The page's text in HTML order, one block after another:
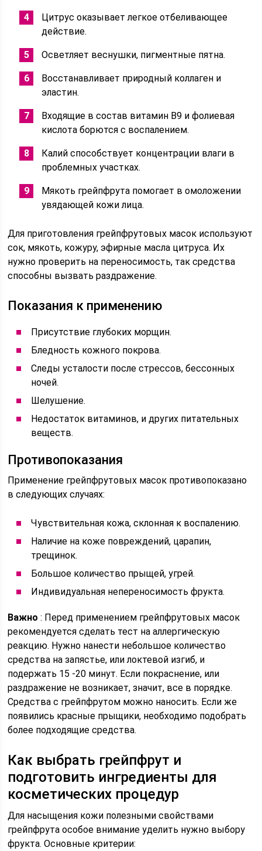
Цитрус оказывает легкое отбеливающее
действие.
Осветляет веснушки, пигментные пятна.
Восстанавливает природный коллаген и
эластин.
Входящие в состав витамин В9 и фолиевая
кислота борются с воспалением.
Калий способствует концентрации влаги в
проблемных участках.
Мякоть грейпфрута помогает в омоложении
увядающей кожи лица.
Для приготовления грейпфрутовых масок используют
сок, мякоть, кожуру, эфирные масла цитруса. Их
нужно проверить на переносимость, так средства
способны вызвать раздражение.
Показания к применению
Присутствие глубоких морщин.
Бледность кожного покрова.
Следы усталости после стрессов, бессонных
ночей.
Шелушение.
Недостаток витаминов, и других питательных
веществ.
Противопоказания
Применение грейпфрутовых масок противопоказано
в следующих случаях:
Чувствительная кожа, склонная к воспалению.
Наличие на коже повреждений, царапин,
трещинок.
Большое количество прыщей, угрей.
Индивидуальная непереносимость фрукта.
Важно : Перед применением грейпфрутовых масок
рекомендуется сделать тест на аллергическую
реакцию. Нужно нанести небольшое количество
средства на запястье, или локтевой изгиб, и
подержать 15 -20 минут. Если покраснение, или
раздражение не возникает, значит, все в порядке.
Средства с грейпфрутом можно наносить. Если же
появились красные прыщики, необходимо подобрать
более подходящие средства.
Как выбрать грейпфрут и
подготовить ингредиенты для
косметических процедур
Для насыщения кожи полезными свойствами
грейпфрута особое внимание уделить нужно выбору
фрукта. Основные критерии: